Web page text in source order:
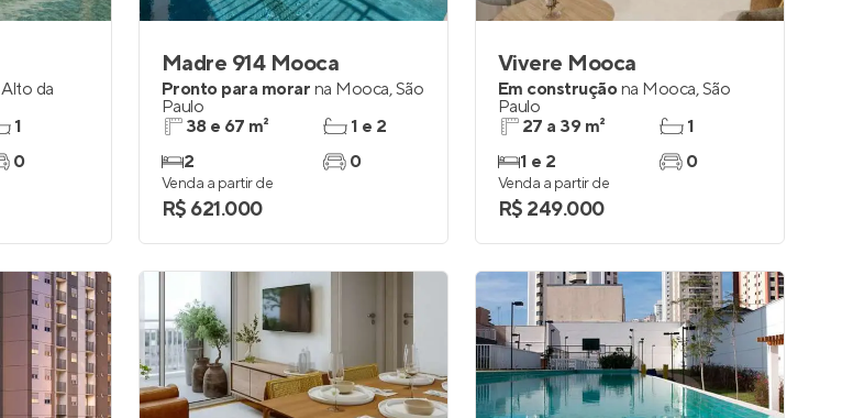
Alto da
1
0
Madre 914 Mooca
Pronto para morar na Mooca,São
Paulo
38 e 67 m²
2
1 e 2
0
Venda a partir de
R$ 621.000
Vivere Mooca
Em construçãona Mooca,São
Paulo
27 a 39 m²
1 e 2
1
0
Venda a partir de
R$ 249.000